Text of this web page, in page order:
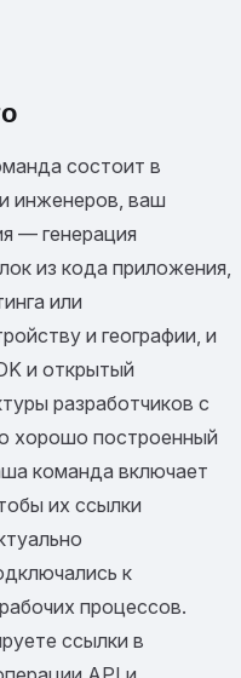
состоит в
инженеров, ваш
— генерация
из кода приложения,
или
и географии, и
и открытый
разработчиков с
хорошо построенный
команда включает
их ссылки
к
процессов.
ссылки в